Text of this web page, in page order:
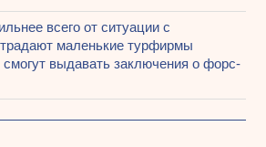
всего от ситуации с
маленькие турфирмы
выдавать заключения о форс-